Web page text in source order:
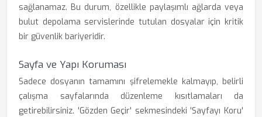
sağlanamaz. Bu durum, özellikle paylaşımlı ağlarda veya
bulut depolama servislerinde tutulan dosyalar için kritik
bir güvenlik bariyeridir.
Sayfa ve Yapı Koruması
Sadece dosyanın tamamını şifrelemekle kalmayıp, belirli
çalışma sayfalarında düzenleme kısıtlamaları da
getirebilirsiniz. 'Gözden Geçir' sekmesindeki 'Sayfayı Koru'